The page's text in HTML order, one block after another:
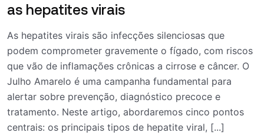
as hepatites virais
As hepatites virais são infecções silenciosas que
podem comprometer gravemente o fígado, com riscos
que vão de inflamações crônicas a cirrose e câncer. O
Julho Amarelo é uma campanha fundamental para
alertar sobre prevenção, diagnóstico precoce e
tratamento. Neste artigo, abordaremos cinco pontos
centrais: os principais tipos de hepatite viral, [...]